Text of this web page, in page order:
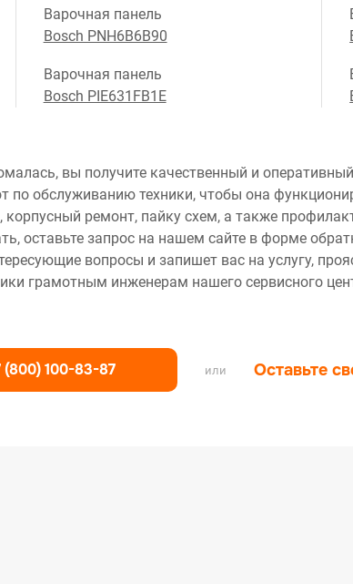
Варочная панель
Bosch PNH6B6B90
Варочная панель
Bosch PIE631FB1E
вы получите качественный и
по обслуживанию техники, чтобы она
ремонт, пайку схем, а также
оставьте запрос на нашем сайте в форме
вопросы и запишет вас на услугу,
грамотным инженерам нашего сервисного
(800) 100-83-87 или Оставьте